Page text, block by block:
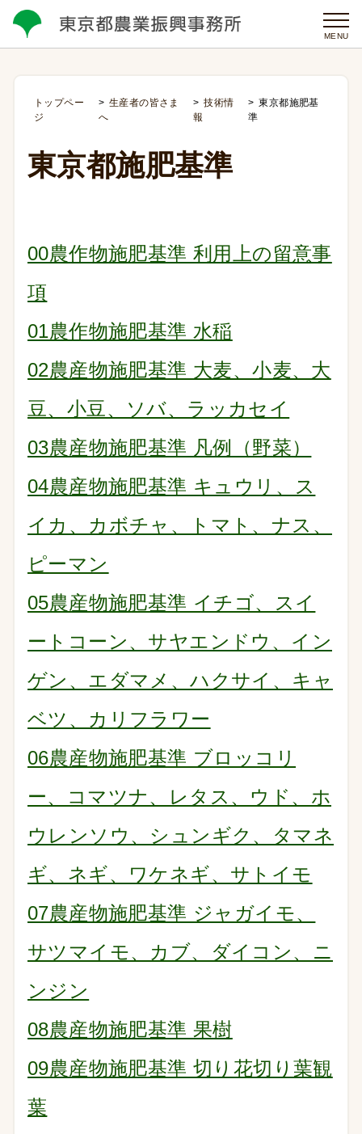
MENU
トップペー
ジ
生産者の皆さま
へ
技術情
報
東京都施肥基
準
東京都施肥基準
00農作物施肥基準 利用上の留意事
項
01農作物施肥基準 水稲
02農産物施肥基準 大麦、小麦、大
豆、小豆、ソバ、ラッカセイ
03農産物施肥基準 凡例（野菜）
04農産物施肥基準 キュウリ、ス
イカ、カボチャ、トマト、ナス、
ピーマン
05農産物施肥基準 イチゴ、スイ
ートコーン、サヤエンドウ、イン
ゲン、エダマメ、ハクサイ、キャ
ベツ、カリフラワー
06農産物施肥基準 ブロッコリ
ー、コマツナ、レタス、ウド、ホ
ウレンソウ、シュンギク、タマネ
ギ、ネギ、ワケネギ、サトイモ
07農産物施肥基準 ジャガイモ、
サツマイモ、カブ、ダイコン、ニ
ンジン
08農産物施肥基準 果樹
09農産物施肥基準 切り花切り葉観
葉